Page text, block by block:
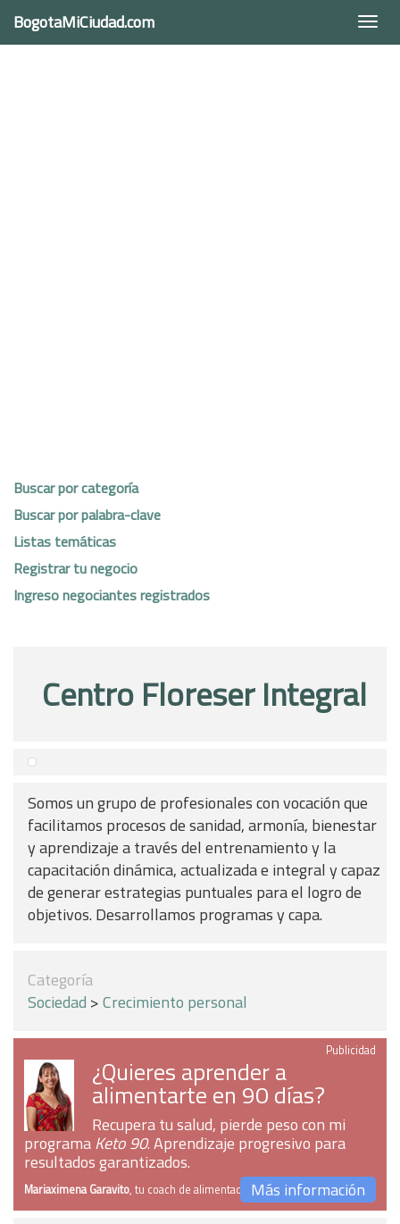
BogotaMiCiudad.com
Buscar por categoría
Buscar por palabra-clave
Listas temáticas
Registrar tu negocio
Ingreso negociantes registrados
Centro Floreser Integral
Somos un grupo de profesionales con vocación que
facilitamos procesos de sanidad, armonía, bienestar
y aprendizaje a través del entrenamiento y la
capacitación diná­mica, actualizada e integral y capaz
de generar estrategias puntuales para el logro de
objetivos. Desarrollamos programas y capa.
Categoría
Sociedad >Crecimiento personal
Publicidad
¿Quieres aprender a
alimentarte en 90 días?
Recupera tu salud, pierde peso con mi
programaKeto 90. Aprendizaje progresivo para
resultados garantizados.
Mariaximena Garavito, tu coach de alimentaciónMás información